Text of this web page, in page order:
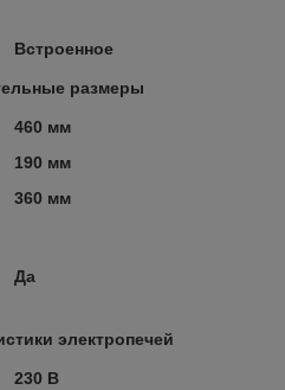
Встроенное
размеры
460 мм
190 мм
360 мм
Да
электропечей
230 В